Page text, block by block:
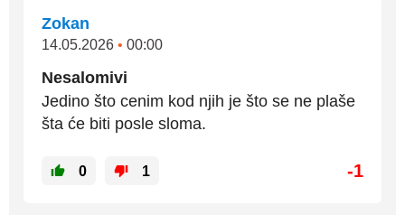
Zokan
14.05.2026 • 00:00
Nesalomivi
Jedino što cenim kod njih je što se ne plaše
šta će biti posle sloma.
0 1 -1